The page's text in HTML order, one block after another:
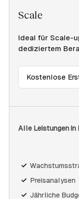
Scale
Ideal für Scale-
dediziertem
Kostenlose
Alle Leistungen in
Preisanalysen
Jährliche